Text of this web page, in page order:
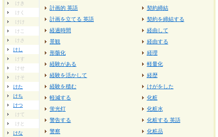
けき
けく
けけ
けこ
けさ
けし
けす
けせ
けそ
けた
けち
けつ
けて
けと
けな
計画的 英語
計画を立てる 英語
経過時間
景観
形骸化
経験がある
経験を活かして
経験を積む
軽減する
蛍光灯
警告する
警察
契約締結
契約を締結する
経由して
経由する
経理
軽量化
経歴
けがをした
化粧
化粧水
化粧する 英語
化粧品